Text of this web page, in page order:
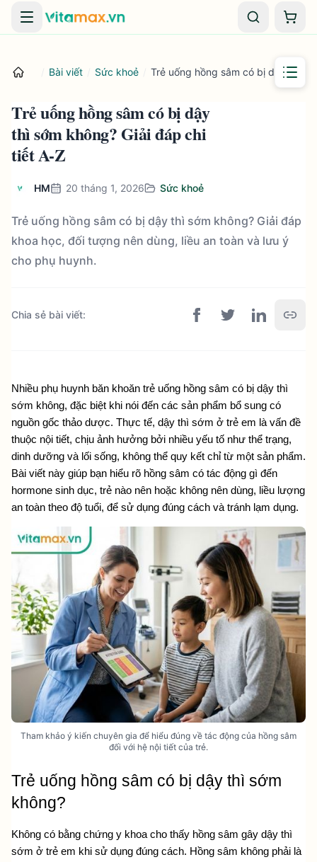
Danh mục Giỏ
Bài viết Sức khoẻ Trẻ uống hồng sâm có bị dậy thì
Trẻ uống hồng sâm có bị dậy
thì sớm không? Giải đáp chi
tiết A-Z
HM 20 tháng 1, 2026 Sức khoẻ
Trẻ uống hồng sâm có bị dậy thì sớm không? Giải đáp
khoa học, đối tượng nên dùng, liều an toàn và lưu ý
cho phụ huynh.
Chia sẻ bài viết:
Nhiều phụ huynh băn khoăn trẻ uống hồng sâm có bị dậy thì
sớm không, đặc biệt khi nói đến các sản phẩm bổ sung có
nguồn gốc thảo dược. Thực tế, dậy thì sớm ở trẻ em là vấn đề
thuộc nội tiết, chịu ảnh hưởng bởi nhiều yếu tố như thể trạng,
dinh dưỡng và lối sống, không thể quy kết chỉ từ một sản phẩm.
Bài viết này giúp bạn hiểu rõ hồng sâm có tác động gì đến
hormone sinh dục, trẻ nào nên hoặc không nên dùng, liều lượng
an toàn theo độ tuổi, để sử dụng đúng cách và tránh lạm dụng.
Tham khảo ý kiến chuyên gia để hiểu đúng về tác động của hồng sâm
đối với hệ nội tiết của trẻ.
Trẻ uống hồng sâm có bị dậy thì sớm
không?
Không có bằng chứng y khoa cho thấy hồng sâm gây dậy thì
sớm ở trẻ em khi sử dụng đúng cách. Hồng sâm không phải là